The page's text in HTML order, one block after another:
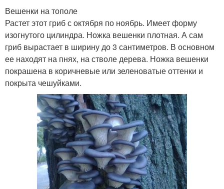
Вешенки на тополе
Растет этот гриб с октября по ноябрь. Имеет форму
изогнутого цилиндра. Ножка вешенки плотная. А сам
гриб вырастает в ширину до 3 сантиметров. В основном
ее находят на пнях, на стволе дерева. Ножка вешенки
покрашена в коричневые или зеленоватые оттенки и
покрыта чешуйками.